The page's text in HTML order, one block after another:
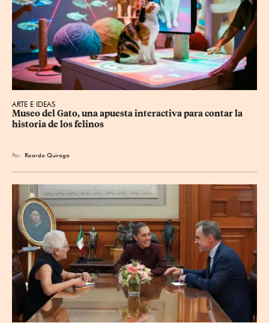
ARTE E IDEAS
Museo del Gato, una apuesta interactiva para contar la
historia de los felinos
Por Ricardo Quiroga